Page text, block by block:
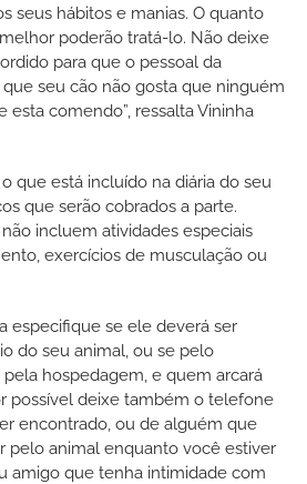
seus hábitos e manias. O quanto
poderão tratá-lo. Não deixe
para que o pessoal da
seu cão não gosta que ninguém
comendo”, ressalta Vininha
que está incluído na diária do seu
que serão cobrados a parte.
incluem atividades especiais
exercícios de musculação ou
especifique se ele deverá ser
do seu animal, ou se pelo
hospedagem, e quem arcará
possível deixe também o telefone
encontrado, ou de alguém que
pelo animal enquanto você estiver
amigo que tenha intimidade com